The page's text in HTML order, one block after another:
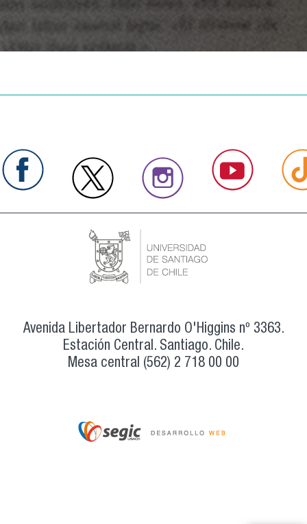
Avenida Libertador Bernardo O'Higgins nº 3363.
Estación Central. Santiago. Chile.
Mesa central (562) 2 718 00 00